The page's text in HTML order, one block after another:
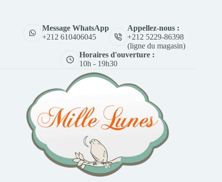
Message WhatsApp
+212 610406045
Appellez-nous :
+212 5229-86398
(ligne du magasin)
Horaires d'ouverture :
10h - 19h30